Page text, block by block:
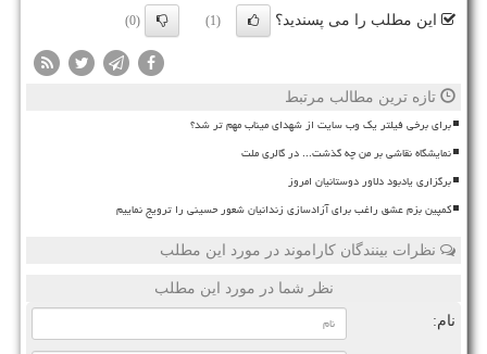
این مطلب را می پسندید؟ (1)
(0)
تازه ترین مطالب مرتبط
برای برخی فیلتر یک وب سایت از شهدای میناب مهم تر شد؟
نمایشگاه نقاشی بر من چه گذشت... در گالری ملت
برگزاری یادبود دلاور دوستانیان امروز
کمپین بزم عشق راغب برای آزادسازی زندانیان شعور حسینی را ترویج نماییم
نظرات بینندگان کاراموند در مورد این مطلب
نظر شما در مورد این مطلب
نام: